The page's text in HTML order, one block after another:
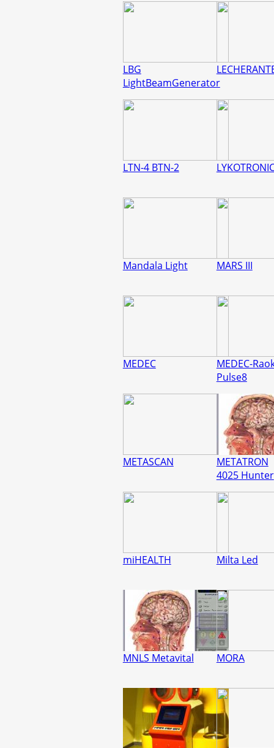
LBG
LightBeamGenerator
LTN-4 BTN-2
Mandala Light MARS III
MEDEC
MEDEC-
Pulse8
METASCAN
METATRON
4025 Hunter
miHEALTH Milta Led
MNLS Metavital MORA